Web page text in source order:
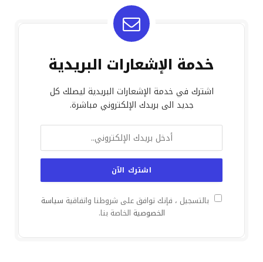
خدمة الإشعارات البريدية
اشترك في خدمة الإشعارات البريدية ليصلك كل
جديد الى بريدك الإلكتروني مباشرة.
بالتسجيل ، فإنك توافق على شروطنا واتفاقية سياسة
الخصوصية الخاصة بنا.